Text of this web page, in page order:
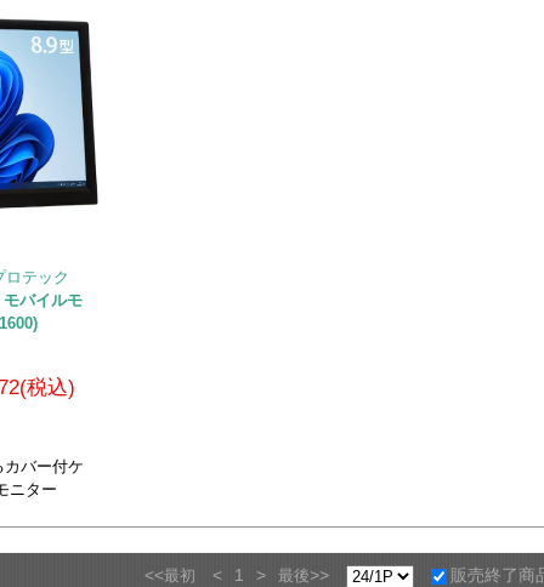
ロテック
バイルモ
税込)
バー付ケ
ニター
<<最初 < 1 > 最後>> 販売終了商